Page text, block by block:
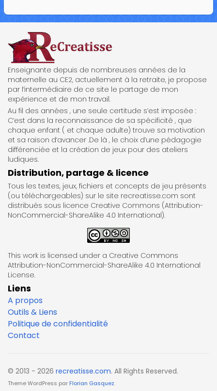
ReCreatisse
Enseignante depuis de nombreuses années de la
maternelle au CE2, actuellement à la retraite, je propose
par l’intermédiaire de ce site le partage de mon
expérience et de mon travail.
Au fil des années , une seule certitude s’est imposée :
C’est dans la reconnaissance de sa spécificité , que
chaque enfant ( et chaque adulte) trouve sa motivation
et sa raison d’avancer .De là , le choix d’une pédagogie
différenciée et la création de jeux pour des ateliers
ludiques.
Distribution, partage & licence
Tous les textes, jeux, fichiers et concepts de jeu présents
(ou téléchargeables) sur le site recreatisse.com sont
distribués sous licence Creative Commons (Attribution-
NonCommercial-ShareAlike 4.0 International).
This work is licensed under a Creative Commons
Attribution-NonCommercial-ShareAlike 4.0 International
License.
Liens
A propos
Outils & Liens
Politique de confidentialité
Contact
© 2013 - 2026 recreatisse.com. All Rights Reserved.
Theme WordPress par Florian Gasquez.